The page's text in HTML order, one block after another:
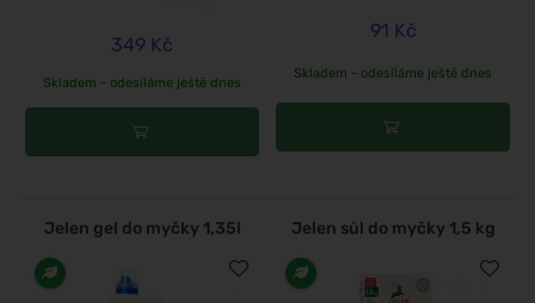
349 Kč
Skladem - odesíláme ještě dnes
91 Kč
Skladem - odesíláme ještě dnes
Jelen gel do myčky 1,35l Jelen sůl do myčky 1,5 kg